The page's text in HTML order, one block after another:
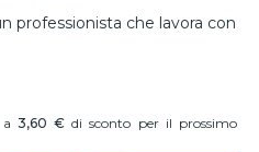
professionista che lavora con
3,60 € di sconto per il prossimo